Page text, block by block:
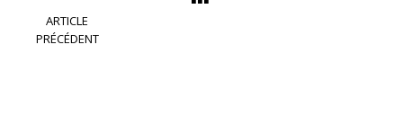
ARTICLE
PRÉCÉDENT